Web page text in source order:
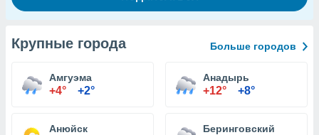
Крупные города Больше городов
Амгуэма
+4° +2°
Анадырь
+12° +8°
Анюйск Беринговский